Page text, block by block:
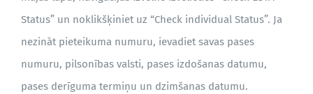
BLOGS
Status” un noklikšķiniet uz “Check individual Status”. Ja
nezināt pieteikuma numuru, ievadiet savas pases
numuru, pilsonības valsti, pases izdošanas datumu,
pases derīguma termiņu un dzimšanas datumu.